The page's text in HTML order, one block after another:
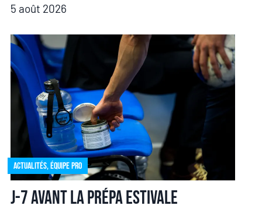
5 août 2026
Actualités,Équipe pro
J-7 avant la prépa estivale